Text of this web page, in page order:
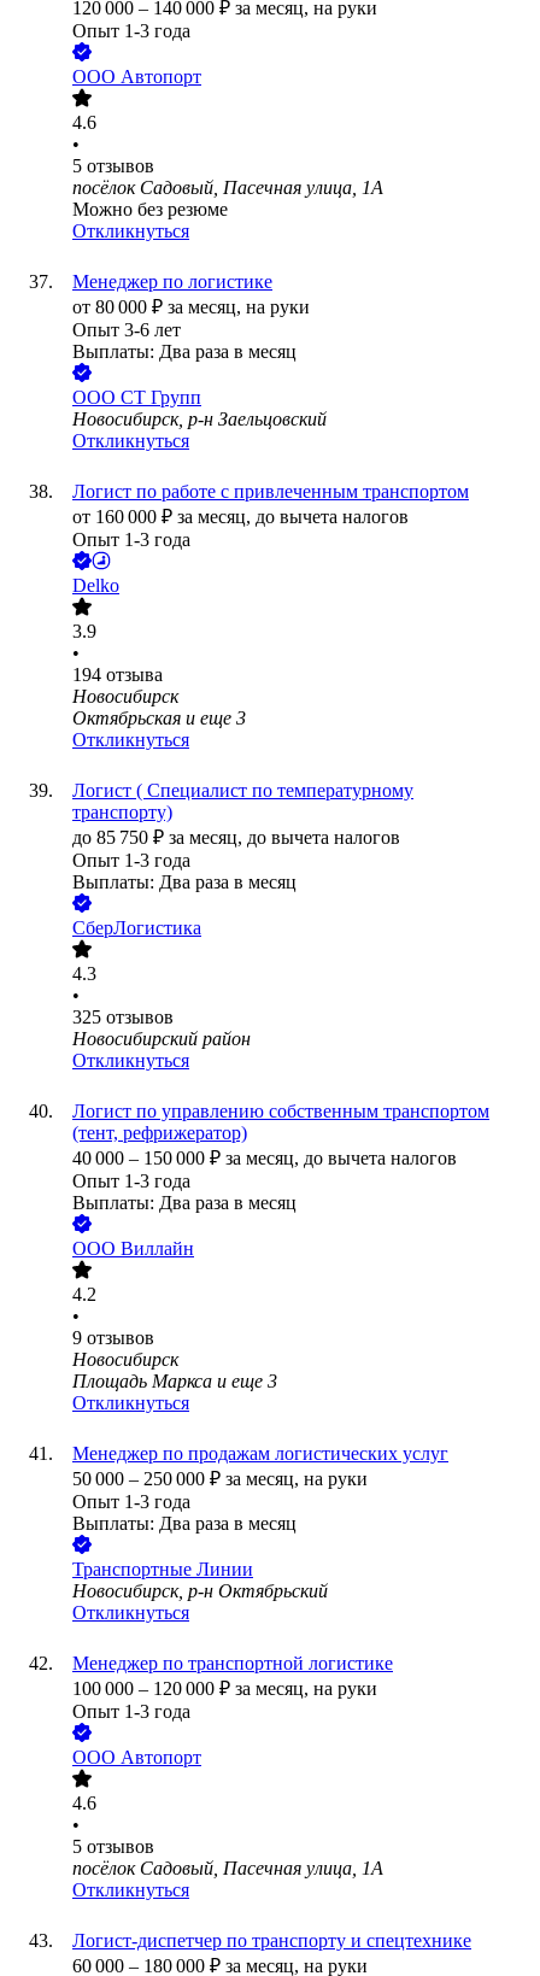
120 000 – 140 000 ₽ за месяц, на руки
Опыт 1-3 года
ООО Автопорт
4.6
•
5 отзывов
посёлок Садовый, Пасечная улица, 1А
Можно без резюме
Откликнуться
Менеджер по логистике
от 80 000 ₽ за месяц, на руки
Опыт 3-6 лет
Выплаты: Два раза в месяц
ООО СТ Групп
Новосибирск, р-н Заельцовский
Откликнуться
Логист по работе с привлеченным транспортом
от 160 000 ₽ за месяц, до вычета налогов
Опыт 1-3 года
Delko
3.9
•
194 отзыва
Новосибирск
Октябрьская и еще 3
Откликнуться
Логист ( Специалист по температурному
транспорту)
до 85 750 ₽ за месяц, до вычета налогов
Опыт 1-3 года
Выплаты: Два раза в месяц
СберЛогистика
4.3
•
325 отзывов
Новосибирский район
Откликнуться
Логист по управлению собственным транспортом
(тент, рефрижератор)
40 000 – 150 000 ₽ за месяц, до вычета налогов
Опыт 1-3 года
Выплаты: Два раза в месяц
ООО Виллайн
4.2
•
9 отзывов
Новосибирск
Площадь Маркса и еще 3
Откликнуться
Менеджер по продажам логистических услуг
50 000 – 250 000 ₽ за месяц, на руки
Опыт 1-3 года
Выплаты: Два раза в месяц
Транспортные Линии
Новосибирск, р-н Октябрьский
Откликнуться
Менеджер по транспортной логистике
100 000 – 120 000 ₽ за месяц, на руки
Опыт 1-3 года
ООО Автопорт
4.6
•
5 отзывов
посёлок Садовый, Пасечная улица, 1А
Откликнуться
Логист-диспетчер по транспорту и спецтехнике
60 000 – 180 000 ₽ за месяц, на руки